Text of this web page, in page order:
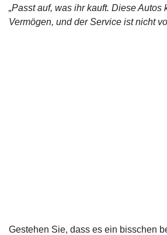
„Passt auf, was ihr kauft. Diese Autos
Vermögen, und der Service ist nicht
Gestehen Sie, dass es ein bisschen